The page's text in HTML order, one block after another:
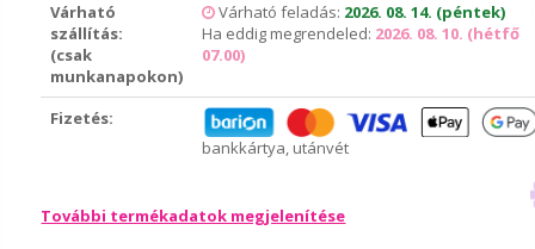
Várható
szállítás:
(csak
munkanapokon)
Várható feladás: 2026. 08. 14. (péntek)
Ha eddig megrendeled: 2026. 08. 10. (hétfő
07.00)
Fizetés:
bankkártya, utánvét
További termékadatok megjelenítése